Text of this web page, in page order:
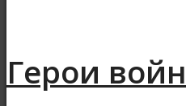
Герои